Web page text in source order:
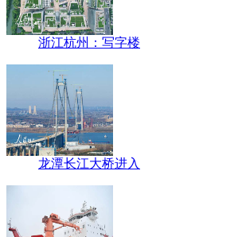
浙江杭州：写字楼
龙潭长江大桥进入